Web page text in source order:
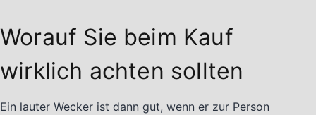
Worauf Sie beim Kauf
wirklich achten sollten
Ein lauter Wecker ist dann gut, wenn er zur Person